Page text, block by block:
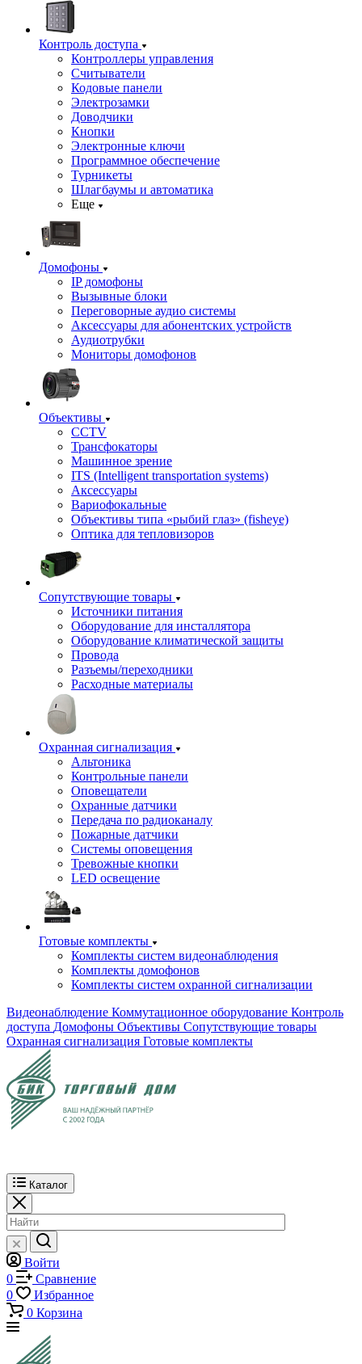
Контроль доступа
Контроллеры управления
Считыватели
Кодовые панели
Электрозамки
Доводчики
Кнопки
Электронные ключи
Программное обеспечение
Турникеты
Шлагбаумы и автоматика
Еще
Домофоны
IP домофоны
Вызывные блоки
Переговорные аудио системы
Аксессуары для абонентских устройств
Аудиотрубки
Мониторы домофонов
Объективы
CCTV
Трансфокаторы
Машинное зрение
ITS (Intelligent transportation systems)
Аксессуары
Вариофокальные
Объективы типа «рыбий глаз» (fisheye)
Оптика для тепловизоров
Сопутствующие товары
Источники питания
Оборудование для инсталлятора
Оборудование климатической защиты
Провода
Разъемы/переходники
Расходные материалы
Охранная сигнализация
Альтоника
Контрольные панели
Оповещатели
Охранные датчики
Передача по радиоканалу
Пожарные датчики
Системы оповещения
Тревожные кнопки
LED освещение
Готовые комплекты
Комплекты систем видеонаблюдения
Комплекты домофонов
Комплекты систем охранной сигнализации
Видеонаблюдение Коммутационное оборудование Контроль
доступа Домофоны Объективы Сопутствующие товары
Охранная сигнализация Готовые комплекты
Каталог
Войти
0
Сравнение
0
Избранное
0 Корзина